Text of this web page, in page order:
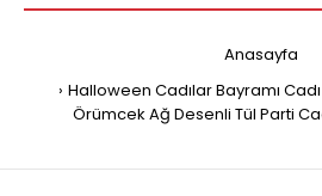
Anasayfa
Halloween Cadılar Bayramı
Örümcek Ağ Desenli Tül Parti